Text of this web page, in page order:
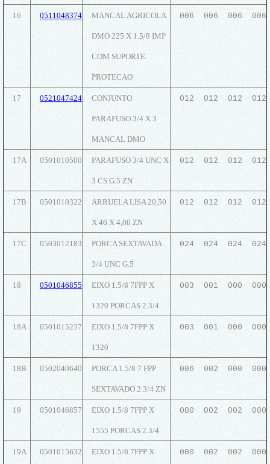
16 0511048374 MANCAL AGRICOLA
DMO 225 X 1.5/8 IMP
COM SUPORTE
PROTECAO
006 006 006 006
17 0521047424 CONJUNTO
PARAFUSO 3/4 X 3
MANCAL DMO
012 012 012 012
17A 0501010500 PARAFUSO 3/4 UNC X
3 CS G.5 ZN
012 012 012 012
17B 0501010322 ARRUELA LISA 20,50
X 46 X 4,00 ZN
012 012 012 012
17C 0503012183 PORCA SEXTAVADA
3/4 UNC G.5
024 024 024 024
18 0501046855 EIXO 1.5/8 7FPP X
1320 PORCAS 2.3/4
003 001 000 000
18A 0501015237 EIXO 1.5/8 7FPP X
1320
003 001 000 000
18B 0502040640 PORCA 1.5/8 7 FPP
SEXTAVADO 2.3/4 ZN
006 002 000 000
19 0501046857 EIXO 1.5/8 7FPP X
1555 PORCAS 2.3/4
000 002 002 000
19A 0501015632 EIXO 1.5/8 7FPP X 000 002 002 000